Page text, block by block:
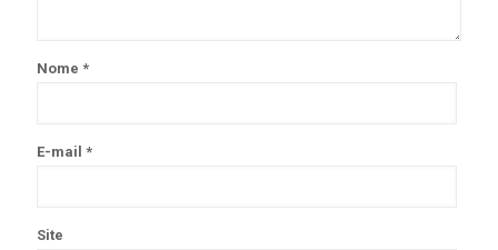
Nome *
E-mail *
Site